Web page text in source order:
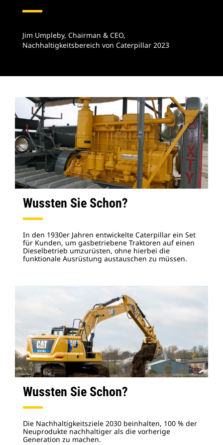
Jim Umpleby, Chairman & CEO,
Nachhaltigkeitsbereich von Caterpillar 2023
Wussten Sie Schon?
In den 1930er Jahren entwickelte Caterpillar ein Set
für Kunden, um gasbetriebene Traktoren auf einen
Dieselbetrieb umzurüsten, ohne hierbei die
funktionale Ausrüstung austauschen zu müssen.
Wussten Sie Schon?
Die Nachhaltigkeitsziele 2030 beinhalten, 100 % der
Neuprodukte nachhaltiger als die vorherige
Generation zu machen.